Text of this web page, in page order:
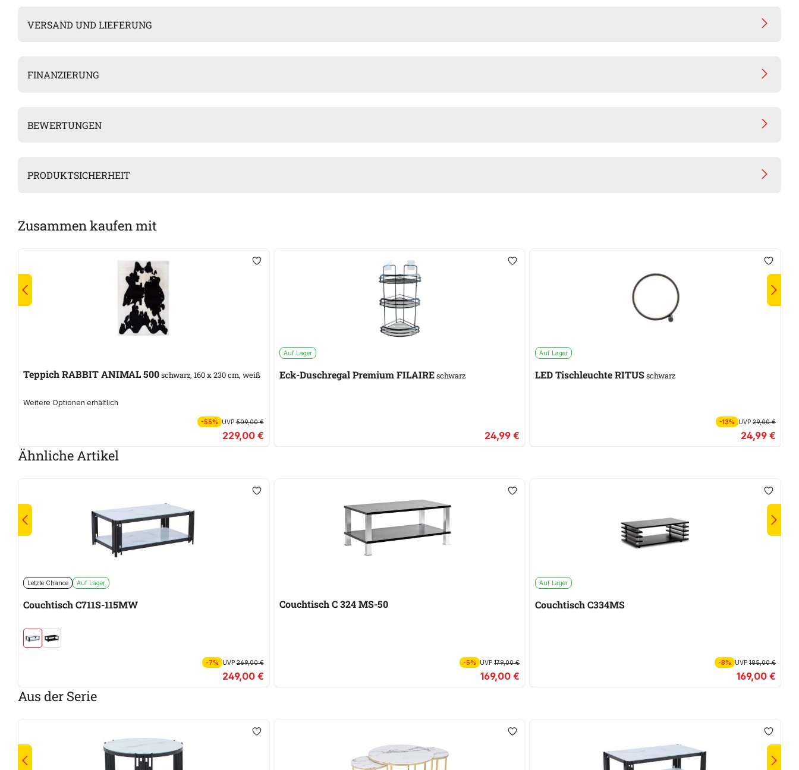
VERSAND UND LIEFERUNG
FINANZIERUNG
BEWERTUNGEN
PRODUKTSICHERHEIT
Zusammen kaufen mit
Teppich RABBIT ANIMAL 500schwarz, 160 x 230 cm, weiß
Weitere Optionen erhältlich
-55% UVP509,00 €
229,00 €
Auf Lager
Eck-Duschregal Premium FILAIREschwarz
24,99 €
Auf Lager
LED Tischleuchte RITUSschwarz
-13% UVP 29,00 €
24,99 €
Ähnliche Artikel
Letzte Chance Auf Lager
Couchtisch C711S-115MW
-7% UVP269,00 €
249,00 €
Couchtisch C 324 MS-50
-5% UVP179,00 €
169,00 €
Auf Lager
Couchtisch C334MS
-8% UVP 185,00 €
169,00 €
Aus der Serie